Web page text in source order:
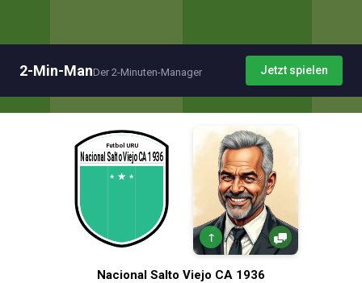
2-Min-ManDer 2-Minuten-Manager Jetzt spielen
↑
Nacional Salto Viejo CA 1936